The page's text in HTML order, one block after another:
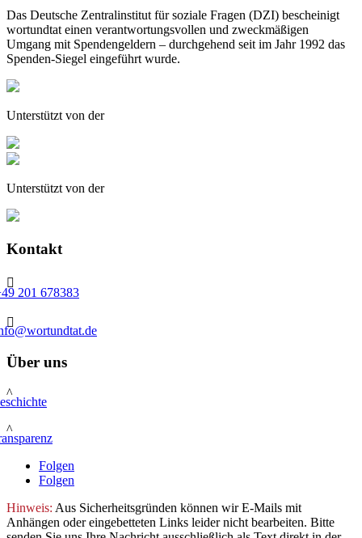
Das Deutsche Zentralinstitut für soziale Fragen (DZI) bescheinigt
wortundtat einen verantwortungsvollen und zweckmäßigen
Umgang mit Spendengeldern – durchgehend seit im Jahr 1992 das
Spenden-Siegel eingeführt wurde.
Unterstützt von der
Unterstützt von der
Kontakt

201 678383

Über uns
^
^
Folgen
Folgen
Hinweis: Aus Sicherheitsgründen können wir E-Mails mit
Anhängen oder eingebetteten Links leider nicht bearbeiten. Bitte